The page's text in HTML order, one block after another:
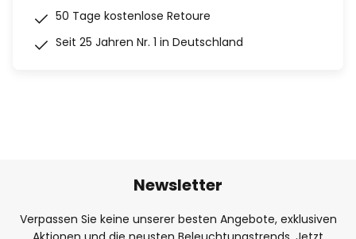
50 Tage kostenlose Retoure
Seit 25 Jahren Nr. 1 in Deutschland
Newsletter
Verpassen Sie keine unserer besten Angebote, exklusiven